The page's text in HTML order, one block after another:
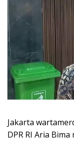
Jakarta
DPR RI Aria